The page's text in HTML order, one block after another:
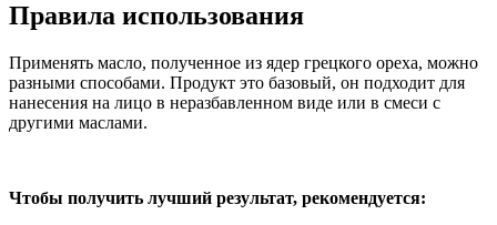
Правила использования
Применять масло, полученное из ядер грецкого ореха, можно
разными способами. Продукт это базовый, он подходит для
нанесения на лицо в неразбавленном виде или в смеси с
другими маслами.
Чтобы получить лучший результат, рекомендуется: